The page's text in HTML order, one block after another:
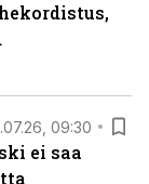
09:30
ei saa